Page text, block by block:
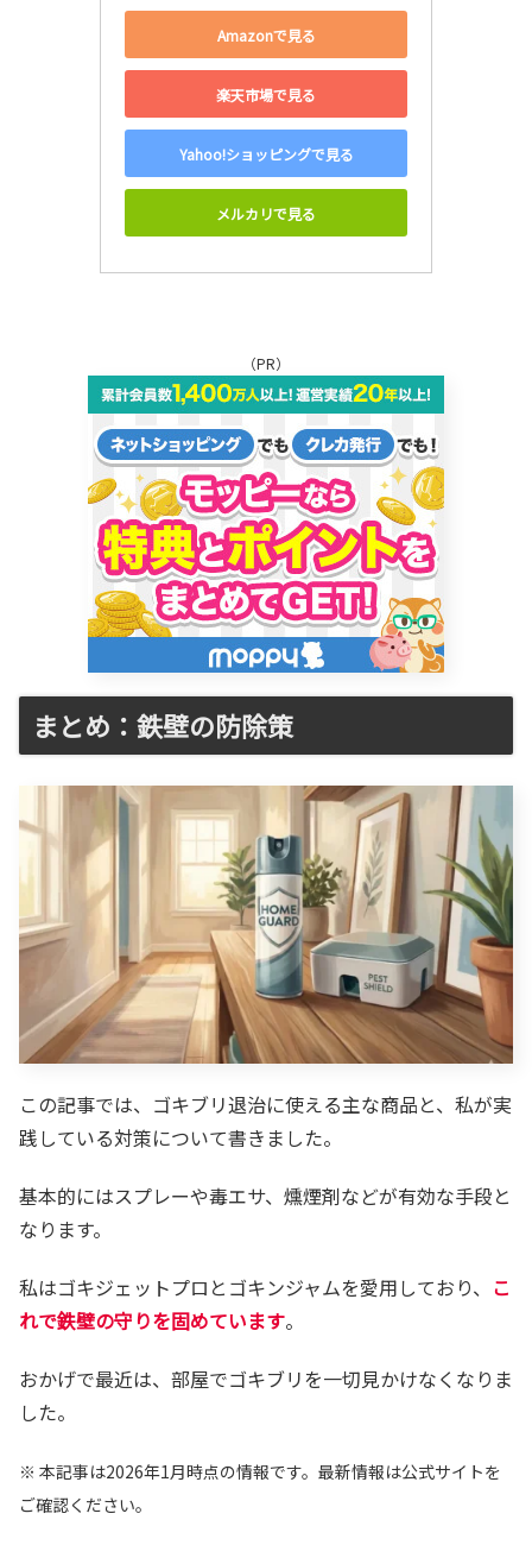
Amazonで見る
楽天市場で見る
Yahoo!ショッピングで見る
メルカリで見る
（PR）
まとめ：鉄壁の防除策
この記事では、ゴキブリ退治に使える主な商品と、私が実
践している対策について書きました。
基本的にはスプレーや毒エサ、燻煙剤などが有効な手段と
なります。
私はゴキジェットプロとゴキンジャムを愛用しており、 こ
れで鉄壁の守りを固めています。
おかげで最近は、部屋でゴキブリを一切見かけなくなりま
した。
※ 本記事は2026年1月時点の情報です。最新情報は公式サイトを
ご確認ください。